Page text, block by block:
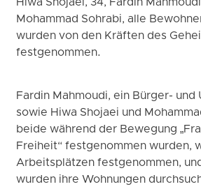
Mohammad Sohrabi, alle
wurden von den Kräften des
festgenommen.
Fardin Mahmoudi, ein Bürger-
sowie Hiwa Shojaei und
beide während der Bewegung
Freiheit“ festgenommen wurden,
Arbeitsplätzen festgenommen,
wurden ihre Wohnungen